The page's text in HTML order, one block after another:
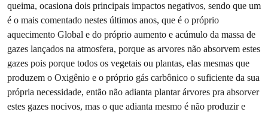
queima, ocasiona dois principais impactos negativos, sendo que um
é o mais comentado nestes últimos anos, que é o próprio
aquecimento Global e do próprio aumento e acúmulo da massa de
gazes lançados na atmosfera, porque as arvores não absorvem estes
gazes pois porque todos os vegetais ou plantas, elas mesmas que
produzem o Oxigênio e o próprio gás carbônico o suficiente da sua
própria necessidade, então não adianta plantar árvores pra absorver
estes gazes nocivos, mas o que adianta mesmo é não produzir e